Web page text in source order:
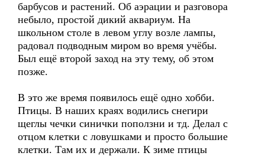
барбусов и растений. Об аэрации и разговора
небыло, простой дикий аквариум. На
школьном столе в левом углу возле лампы,
радовал подводным миром во время учёбы.
Был ещё второй заход на эту тему, об этом
позже.
В это же время появилось ещё одно хобби.
Птицы. В наших краях водились снегири
щеглы чечки синички поползни и тд. Делал с
отцом клетки с ловушками и просто большие
клетки. Там их и держали. К зиме птицы